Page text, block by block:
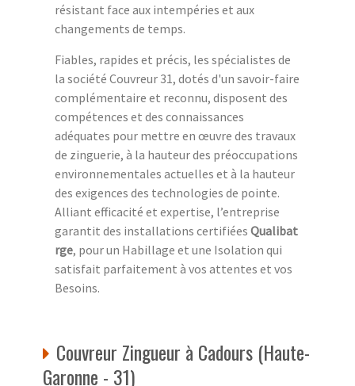
résistant face aux intempéries et aux
changements de temps.
Fiables, rapides et précis, les spécialistes de
la société Couvreur 31, dotés d'un savoir-faire
complémentaire et reconnu, disposent des
compétences et des connaissances
adéquates pour mettre en œuvre des travaux
de zinguerie, à la hauteur des préoccupations
environnementales actuelles et à la hauteur
des exigences des technologies de pointe.
Alliant efficacité et expertise, l’entreprise
garantit des installations certifiées Qualibat
rge, pour un Habillage et une Isolation qui
satisfait parfaitement à vos attentes et vos
Besoins.
Couvreur Zingueur à Cadours (Haute-
Garonne - 31)